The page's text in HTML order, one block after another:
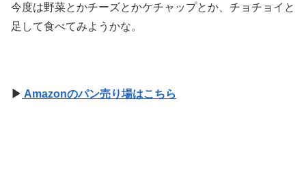
今度は野菜とかチーズとかケチャップとか、チョチョイと
足して食べてみようかな。
▶ Amazonのパン売り場はこちら